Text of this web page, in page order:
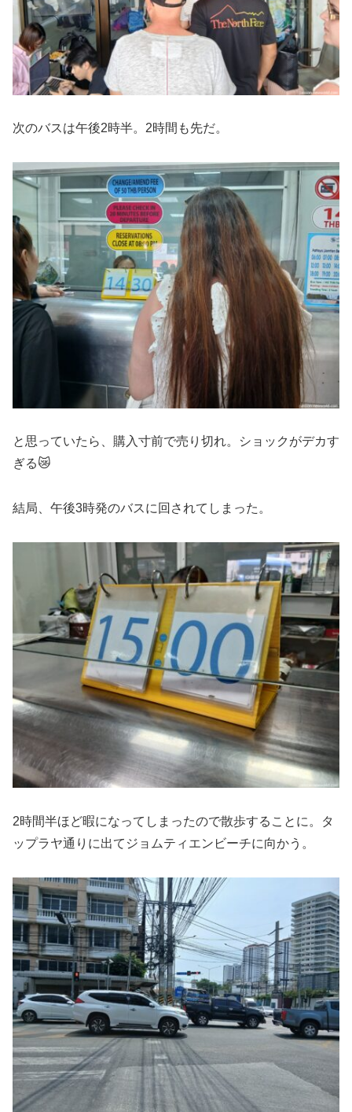
次のバスは午後2時半。2時間も先だ。
と思っていたら、購入寸前で売り切れ。ショックがデカす
ぎる😿
結局、午後3時発のバスに回されてしまった。
2時間半ほど暇になってしまったので散歩することに。タ
ップラヤ通りに出てジョムティエンビーチに向かう。